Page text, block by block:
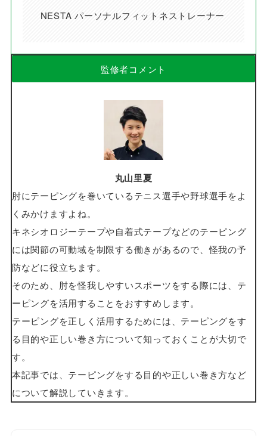
NESTA パーソナルフィットネストレーナー
監修者コメント
丸山里夏
肘にテーピングを巻いているテニス選手や野球選手をよ
くみかけますよね。
キネシオロジーテープや自着式テープなどのテーピング
には関節の可動域を制限する働きがあるので、怪我の予
防などに役立ちます。
そのため、肘を怪我しやすいスポーツをする際には、テ
ーピングを活用することをおすすめします。
テーピングを正しく活用するためには、テーピングをす
る目的や正しい巻き方について知っておくことが大切で
す。
本記事では、テーピングをする目的や正しい巻き方など
について解説していきます。